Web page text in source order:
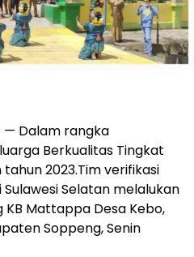
— Dalam rangka
Berkualitas Tingkat
tahun 2023.Tim verifikasi
Sulawesi Selatan melalukan
Mattappa Desa Kebo,
Soppeng, Senin